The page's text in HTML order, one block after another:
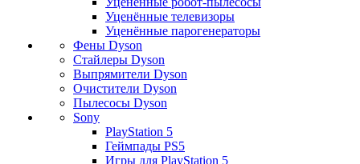
Уценённые телевизоры
Уценённые парогенераторы
Фены Dyson
Стайлеры Dyson
Выпрямители Dyson
Очистители Dyson
Пылесосы Dyson
Sony
PlayStation 5
Геймпады PS5
Игры для PlayStation 5